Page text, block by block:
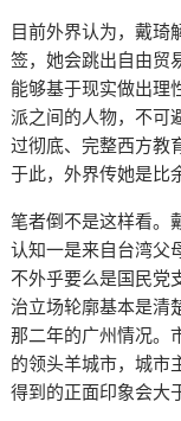
目前外界认为，戴琦
签，她会跳出自由贸
能够基于现实做出理
派之间的人物，不可
过彻底、完整西方教
于此，外界传她是比
笔者倒不是这样看。
认知一是来自台湾父
不外乎要么是国民党
治立场轮廓基本是清
那二年的广州情况。
的领头羊城市，城市
得到的正面印象会大